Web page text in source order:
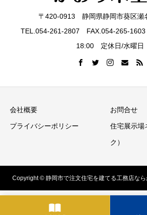
〒420-0913 静岡県静岡市葵区瀬
TEL.054-261-2807 FAX.054-265-
18:00 定休日/水曜日
会社概要 お問合せ
プライバシーポリシー 住宅展示場
ク）
Copyright © 静岡市で注文住宅を建てる工務店な